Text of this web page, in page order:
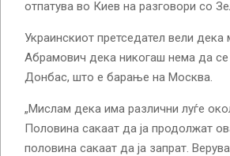
отпатува во Киев на разговори со
Украинскиот претседател вели дека
Абрамович дека никогаш нема да
Донбас, што е барање на Москва.
„Мислам дека има различни луѓе
Половина сакаат да ја продолжат
половина сакаат да ја запрат.